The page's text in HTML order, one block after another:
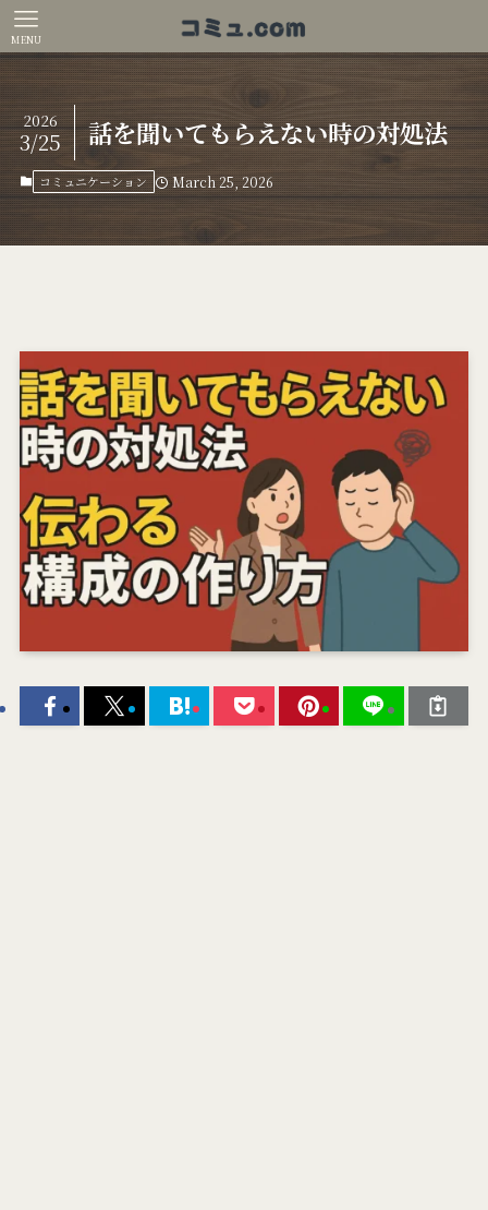
MENU
話を聞いてもらえない時の対処法
2026
3/25
コミュニケーション March 25, 2026